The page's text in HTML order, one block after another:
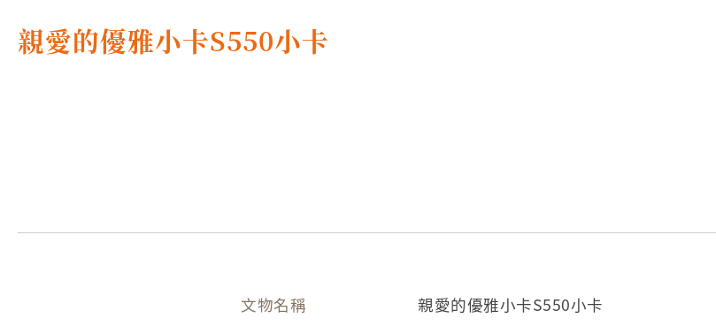
親愛的優雅小卡S550小卡
文物名稱 親愛的優雅小卡S550小卡